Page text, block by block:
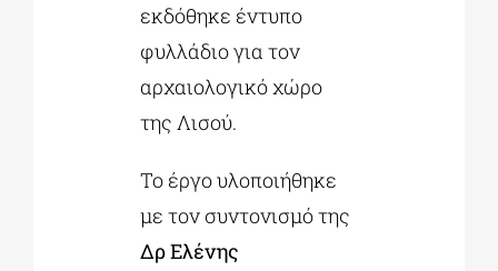
εκδόθηκε έντυπο
φυλλάδιο για τον
αρχαιολογικό χώρο
της Λισού.
To έργο υλοποιήθηκε
με τον συντονισμό της
Δρ Ελένης